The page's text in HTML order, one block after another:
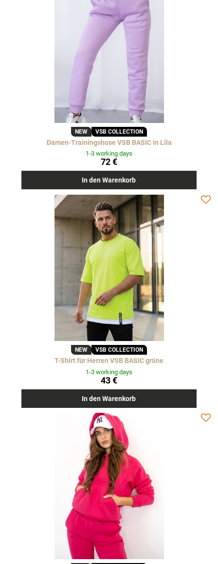
NEW VSB COLLECTION
Damen-Trainingshose VSB BASIC in Lila
1-3 working days
72 €
In den Warenkorb
NEW VSB COLLECTION
T-Shirt für Herren VSB BASIC grüne
1-3 working days
43 €
In den Warenkorb